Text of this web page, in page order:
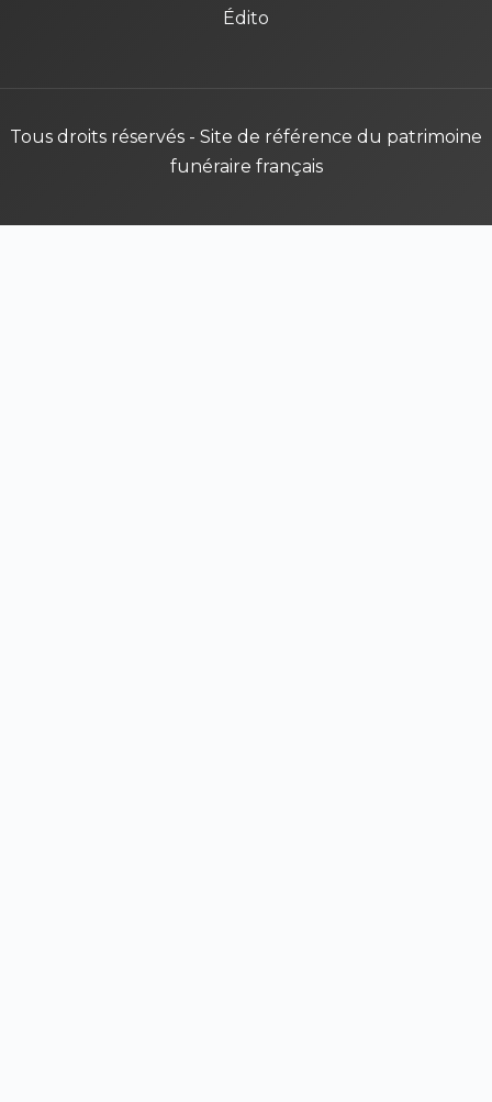
Édito
Tous droits réservés - Site de référence du patrimoine
funéraire français